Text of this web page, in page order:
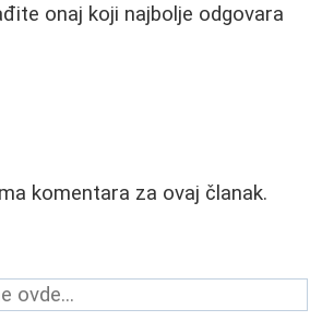
onaj koji najbolje odgovara
komentara za ovaj članak.